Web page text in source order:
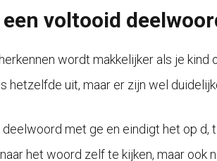
voltooid
wordt makkelijker als je
hetzelfde uit, maar er zijn wel
met ge en eindigt het op d,
het woord zelf te kijken, maar ook